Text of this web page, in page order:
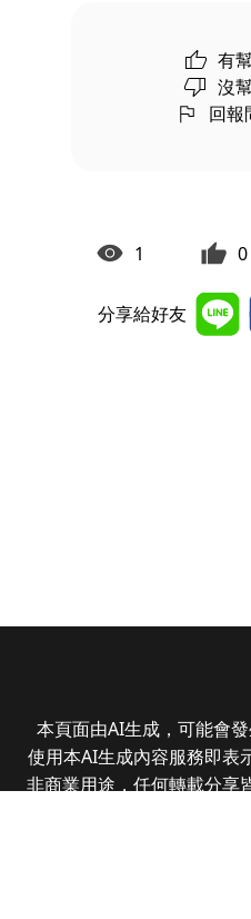
有
沒
回報
1 0
分享給好友
本頁面由AI生成，可能會
使用本AI生成內容服務即表
非商業用途，任何轉載分享